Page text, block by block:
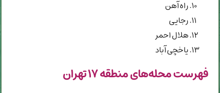
راه آهن
رجایی
هلال احمر
یاخچی آباد
فهرست محله‌های منطقه ۱۷ تهران